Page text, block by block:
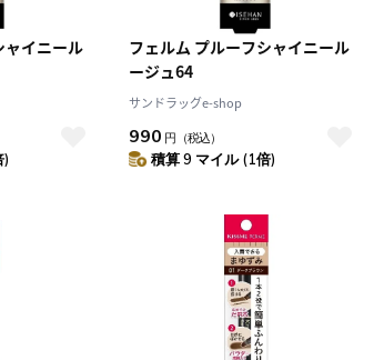
ャイニール
)
フェルム プルーフシャイニール
ージュ64
サンドラッグe-shop
990 円 （税込）
積算 9 マイル (1倍)